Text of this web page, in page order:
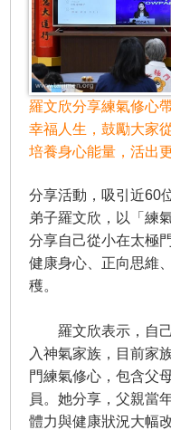
羅文欣分享練氣修心
幸福人生，鼓勵大家
培養身心能量，活出
分享活動，吸引近60
弟子羅文欣，以「練
分享自己從小在太極
健康身心、正向思維
穫。
羅文欣表示，自己
入神氣家族，目前家
門練氣修心，包含父
員。她分享，父親當
體力與健康狀況大幅